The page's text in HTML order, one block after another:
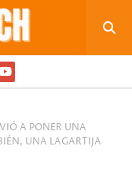
A PONER UNA
UNA LAGARTIJA